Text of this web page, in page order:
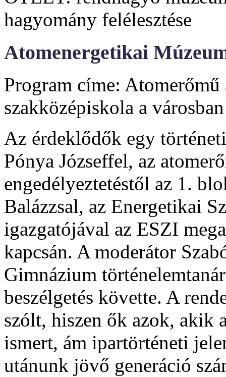
hagyomány felélesztése
Atomenergetikai
Program címe:
szakközépiskola a városban
Az érdeklődők egy
Pónya Józseffel, az
engedélyeztetéstől az 1.
Balázzsal, az Energetikai
igazgatójával az ESZI
kapcsán. A moderátor
Gimnázium
beszélgetés követte. A
szólt, hiszen ők azok, akik
ismert, ám ipartörténeti
utánunk jövő generáció